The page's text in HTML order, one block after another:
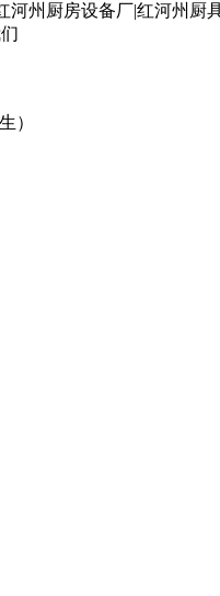
河州厨房设备厂|红河州厨
）